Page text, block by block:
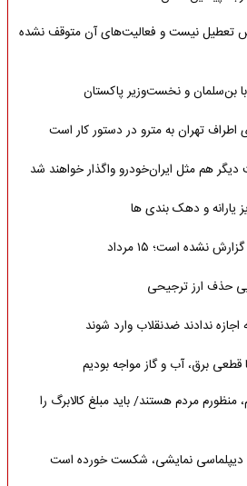
نیست و فعالیت‌های آن متوقف نشده
با بن‌سلمان و نخست‌وزیر پاکستان
تهران به مترو در دستور کار است
هم مثل ایران‌خودرو واگذار خواهند شد
یارانه و دهک بندی ها
نشده است؛ ۱۵ مرداد
حذف ارز ترجیحی
ندادند ضدنقلاب وارد شوند
قطعی برق، آب و گاز مواجه بودیم
مردم هستند/ باید مبلغ کالابرگ را
دیپلماسی نمایشی، شکست خورده است